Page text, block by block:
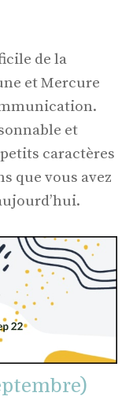
de la
et Mercure
et
caractères
que vous avez